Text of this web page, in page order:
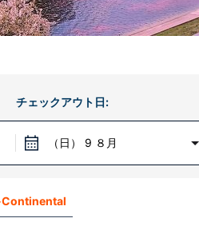
チェックアウト日:
（日） 9 ８月